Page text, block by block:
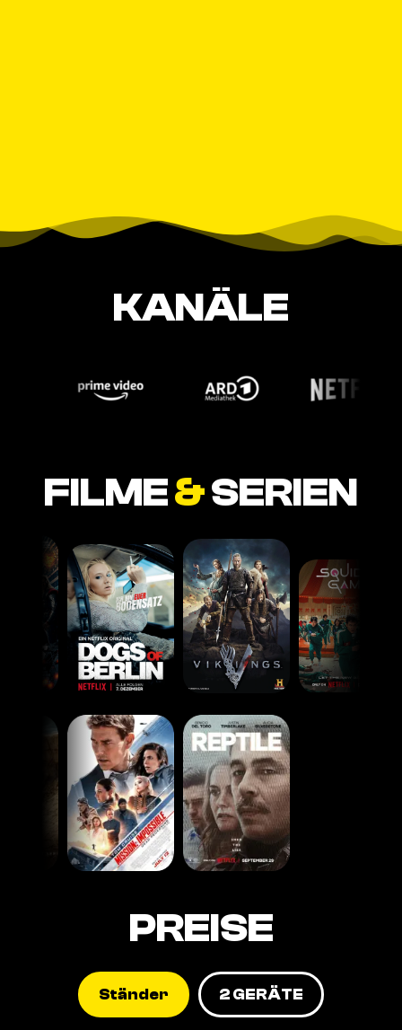
KANÄLE
FILME&SERIEN
PREISE
Ständer 2 GERÄTE